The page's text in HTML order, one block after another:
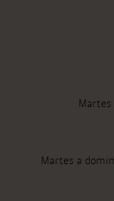
Martes a